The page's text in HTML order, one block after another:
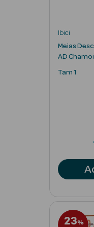
Ibici
Meias
AD
Tam 1
23%